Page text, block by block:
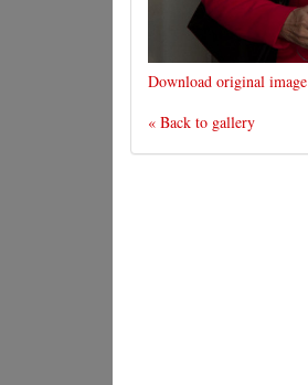
Download original image
« Back to gallery